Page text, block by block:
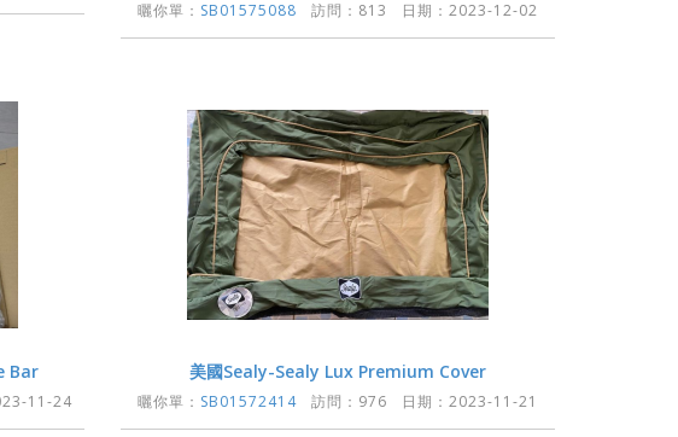
曬你單： SB01575088 訪問：813 日期：2023-12-02
Bar
11-24
美國Sealy-Sealy Lux Premium Cover
曬你單： SB01572414 訪問：976 日期：2023-11-21